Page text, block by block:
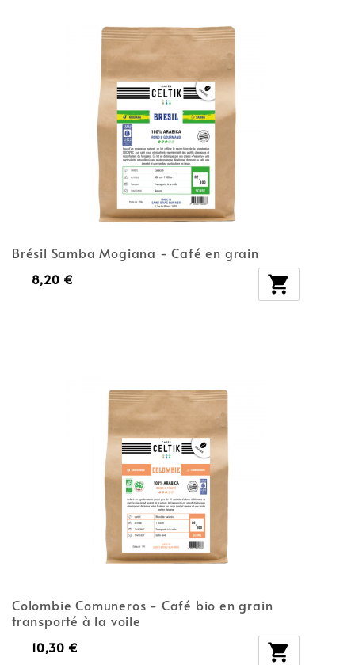
Brésil Samba Mogiana - Café en grain
8,20 € 
Colombie Comuneros - Café bio en grain
transporté à la voile
10,30 € 